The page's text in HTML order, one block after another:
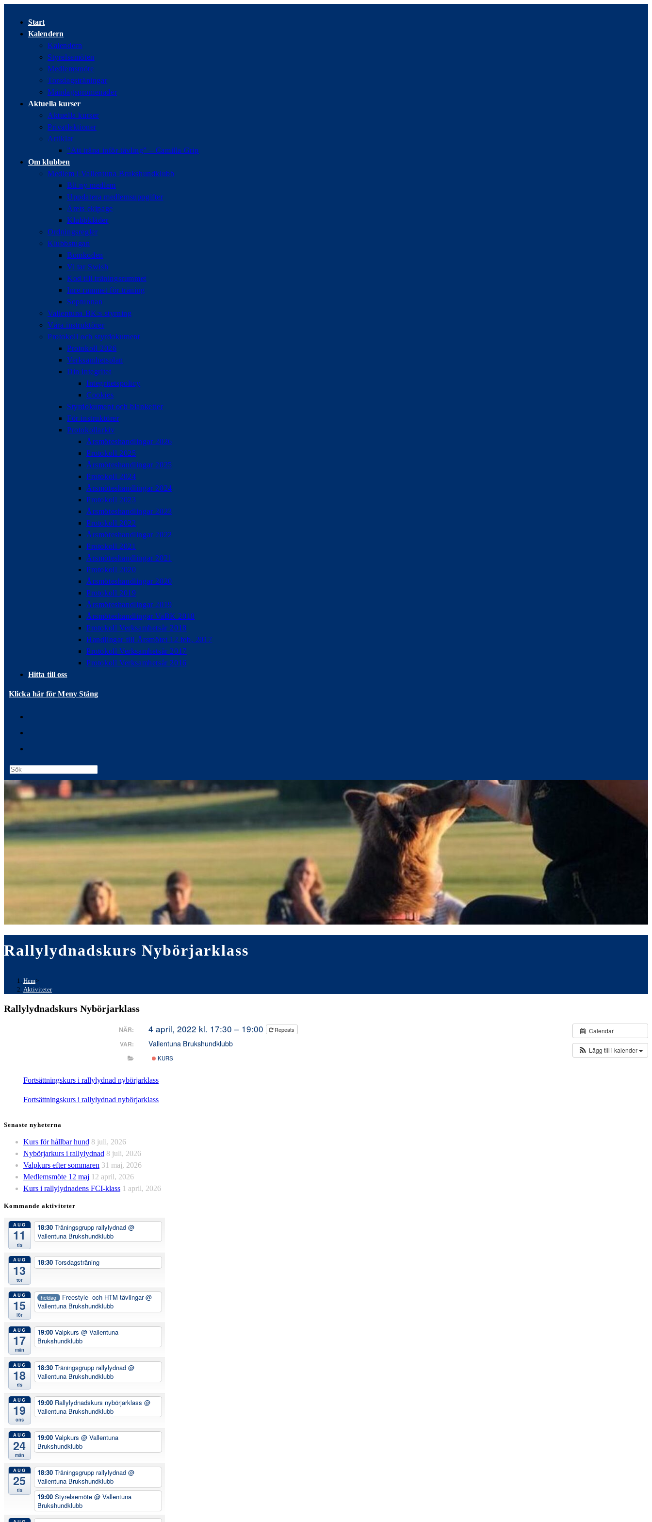
innehållet
Start
Kalendern
Kalendern
Styrelsemöten
Medlemsmöte
Torsdagsträningar
Måndagspromenader
Aktuella kurser
Aktuella kurser
Privatlektioner
Artiklar
”Att träna inför tävling” – Camilla Grip
Om klubben
Medlem i Vallentuna Brukshundklubb
Bli ny medlem
Uppdatera medlemsuppgifter
Årets ekipage
Klubbkläder
Ordningsregler
Klubbstugan
Bomkoden
Vi tar Swish
Kod till träningsrummet
Inre rummet för träning
Soptunnan
Vallentuna BK:s styrning
Våra instruktörer
Protokoll och styrdokument
Protokoll 2026
Verksamhetsplan
Din integritet
Integritetspolicy
Cookies
Styrdokument och blanketter
För instruktörer
Protokollarkiv
Årsmöteshandlingar 2026
Protokoll 2025
Årsmöteshandlingar 2025
Protokoll 2024
Årsmöteshandlingar 2024
Protokoll 2023
Årsmöteshandlingar 2023
Protokoll 2022
Årsmöteshandlingar 2022
Protokoll 2021
Årsmöteshandlingar 2021
Protokoll 2020
Årsmöteshandlingar 2020
Protokoll 2019
Årsmöteshandlingar 2019
Årsmöteshandlingar VaBK 2018
Protokoll Verksamhetsår 2018
Handlingar till Årsmötet 12 feb, 2017
Protokoll Verksamhetsår 2017
Protokoll Verksamhetsår 2016
Hitta till oss
Klicka här för Meny Stäng
Escape
to
close
the
panel.
Rallylydnadskurs Nybörjarklass
Hem>
Aktiviteter
Rallylydnadskurs Nybörjarklass
Calendar
Lägg till i kalender
NÄR: 4 april, 2022 kl. 17:30 – 19:00 Repeats
VAR: Vallentuna Brukshundklubb
KURS
Fortsättningskurs i rallylydnad nybörjarklass
Fortsättningskurs i rallylydnad nybörjarklass
Senaste nyheterna
Kurs för hållbar hund 8 juli, 2026
Nybörjarkurs i rallylydnad 8 juli, 2026
Valpkurs efter sommaren 31 maj, 2026
Medlemsmöte 12 maj 12 april, 2026
Kurs i rallylydnadens FCI-klass 1 april, 2026
Kommande aktiviteter
AUG
11
tis
18:30 Träningsgrupp rallylydnad @
Vallentuna Brukshundklubb
AUG
13
tor
18:30 Torsdagsträning
AUG
15
lör
heldag Freestyle- och HTM-tävlingar@
Vallentuna Brukshundklubb
AUG
17
mån
19:00 Valpkurs @ Vallentuna
Brukshundklubb
AUG
18
tis
18:30 Träningsgrupp rallylydnad @
Vallentuna Brukshundklubb
AUG
19
ons
19:00 Rallylydnadskurs nybörjarklass @
Vallentuna Brukshundklubb
AUG
24
mån
19:00 Valpkurs @ Vallentuna
Brukshundklubb
AUG
25
tis
18:30 Träningsgrupp rallylydnad @
Vallentuna Brukshundklubb
19:00 Styrelsemöte @ Vallentuna
Brukshundklubb